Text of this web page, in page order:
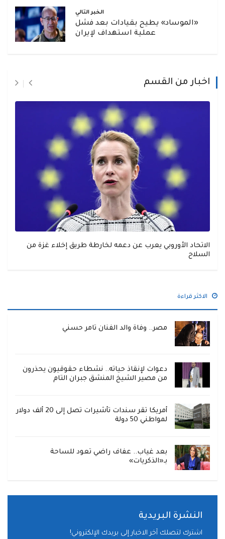
الخبر التالي
«الموساد» يطيح بقيادات بعد فشل
عملية استهداف لإيران
اخبار من القسم
الاتحاد الأوروبي يعرب عن دعمه لخارطة طريق إخلاء غزة من
السلاح
الاكثر قراءة
مصر.. وفاة والد الفنان تامر حسني
دعوات لإنقاذ حياته.. نشطاء حقوقيون يحذرون
من مصير الشيخ المنشق جبران التام
أمريكا تقر سندات تأشيرات تصل إلى 20 ألف دولار
لمواطني 50 دولة
بعد غياب.. عفاف راضي تعود للساحة
بـ«الذكريات»
النشرة البريدية
اشترك لتصلك آخر الاخبار إلى بريدك الإلكتروني!